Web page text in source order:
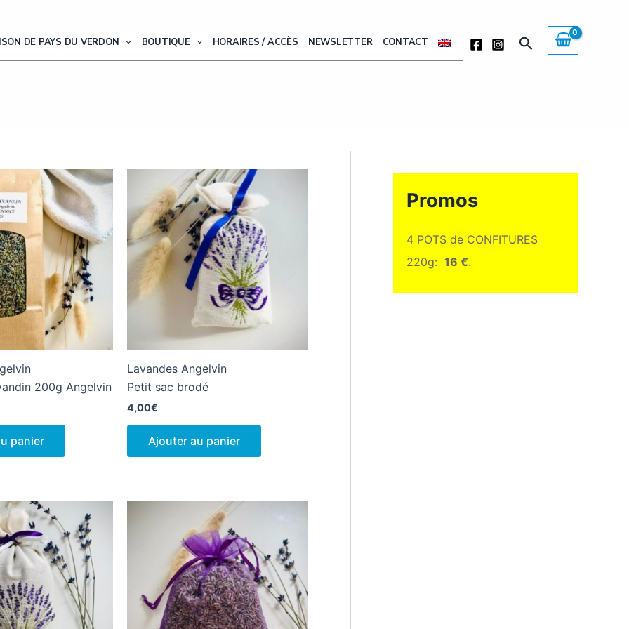
DE PAYS DU VERDON BOUTIQUE HORAIRES / ACCÈS NEWSLETTER CONTACT Rechercher
200g Angelvin
panier
Lavandes Angelvin
Petit sac brodé
4,00€
Ajouter au panier
Promos
4 POTS de CONFITURES
220g: 16 €.